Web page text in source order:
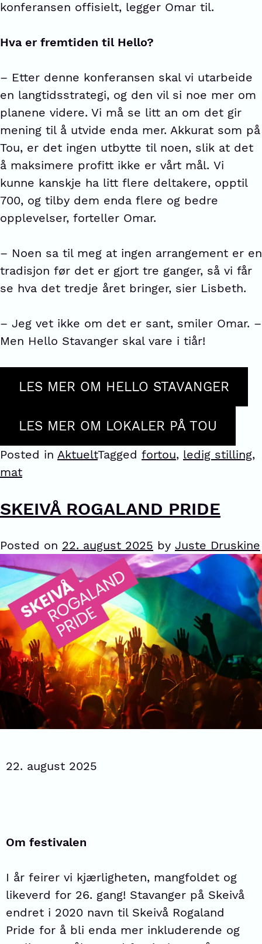
konferansen offisielt, legger Omar til.
Hva er fremtiden til Hello?
– Etter denne konferansen skal vi utarbeide
en langtidsstrategi, og den vil si noe mer om
planene videre. Vi må se litt an om det gir
mening til å utvide enda mer. Akkurat som på
Tou, er det ingen utbytte til noen, slik at det
å maksimere profitt ikke er vårt mål. Vi
kunne kanskje ha litt flere deltakere, opptil
700, og tilby dem enda flere og bedre
opplevelser, forteller Omar.
– Noen sa til meg at ingen arrangement er en
tradisjon før det er gjort tre ganger, så vi får
se hva det tredje året bringer, sier Lisbeth.
– Jeg vet ikke om det er sant, smiler Omar. –
Men Hello Stavanger skal vare i tiår!
LES MER OM HELLO STAVANGER
LES MER OM LOKALER PÅ TOU
Posted in AktueltTagged fortou, ledig stilling,
mat
SKEIVÅ ROGALAND PRIDE
Posted on 22. august 2025 by Juste Druskine
22. august 2025
Om festivalen
I år feirer vi kjærligheten, mangfoldet og
likeverd for 26. gang! Stavanger på Skeivå
endret i 2020 navn til Skeivå Rogaland
Pride for å bli enda mer inkluderende og